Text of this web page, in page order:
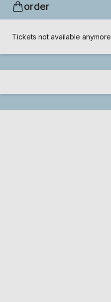
order
Tickets not available anymore